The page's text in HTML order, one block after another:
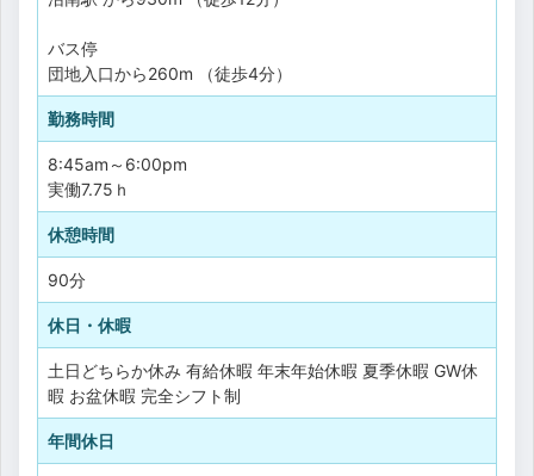
バス停
団地入口から260m （徒歩4分）
勤務時間
8:45am～6:00pm
実働7.75ｈ
休憩時間
90分
休日・休暇
土日どちらか休み 有給休暇 年末年始休暇 夏季休暇 GW休
暇 お盆休暇 完全シフト制
年間休日